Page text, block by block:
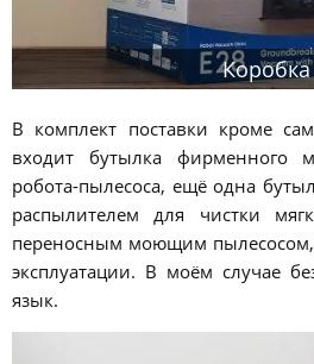
Коробка
В комплект поставки кроме
входит бутылка фирменного
робота-пылесоса, ещё одна
распылителем для чистки
переносным моющим пылесосом,
эксплуатации. В моём случае
язык.